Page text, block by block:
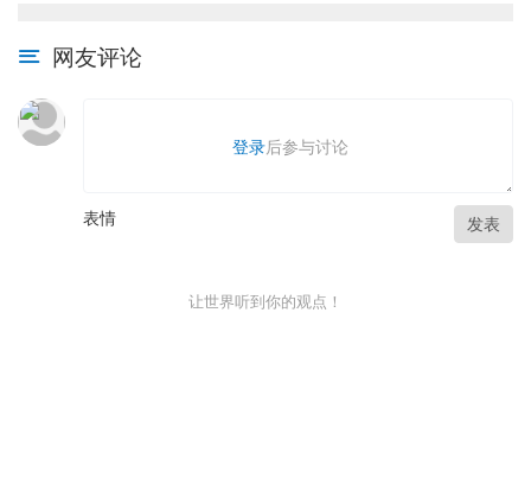
网友评论
登录后参与讨论
表情 发表
让世界听到你的观点！